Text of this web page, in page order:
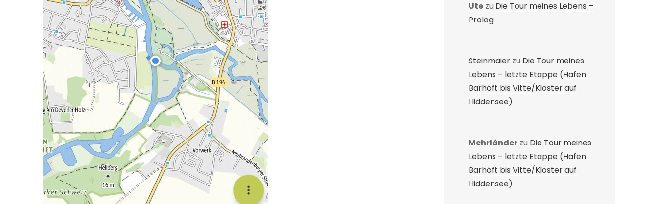
Ute zu Die Tour meines Lebens –
Prolog
Steinmaier zu Die Tour meines
Lebens – letzte Etappe (Hafen
Barhöft bis Vitte/Kloster auf
Hiddensee)
Mehrländer zu Die Tour meines
Lebens – letzte Etappe (Hafen
Barhöft bis Vitte/Kloster auf
Hiddensee)